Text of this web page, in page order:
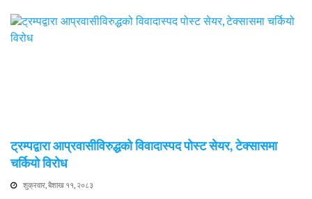
ट्रम्पद्वारा आप्रवासीविरुद्धको विवादास्पद पोस्ट सेयर, टेक्सासमा
चर्कियो विरोध
शुक्रवार, बैशाख ११, २०८३